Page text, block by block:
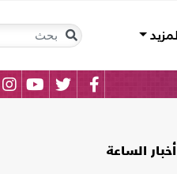
المزيد
أخبار الساعة